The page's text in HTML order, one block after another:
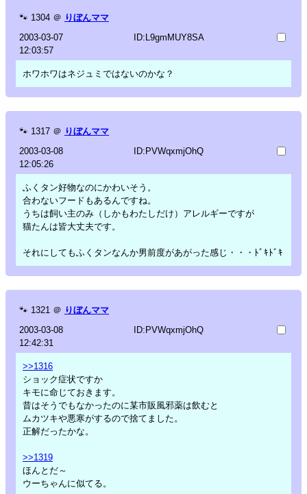
🐾 1304 ＠ りぼんママ
2003-03-07
12:03:57
ID:L9gmMUY8SA
ホワホワはネジュミではないのかな？
🐾 1317 ＠ りぼんママ
2003-03-08
12:05:26
ID:PVWqxmjOhQ
ふくタン好物なのにかわいそう。
合わないフードもあるんですね。
うちは飼い主のみ（しかもわたしだけ）アレルギーですが
猫たんは皆大丈夫です。
それにしてもふくタンなんか男前度があがった感じ・・・ﾄﾞｷﾄﾞｷ
🐾 1321 ＠ りぼんママ
2003-03-08
12:42:31
ID:PVWqxmjOhQ
>>1316
ショック症状ですか
キモに命じておきます。
昔はそうでもなかったのに某市販風邪薬は飲むと
ムカツキや悪寒がするので捨てました。
正解だったかな。
>>1319
ほんとだ～
ウーちゃんに似てる。